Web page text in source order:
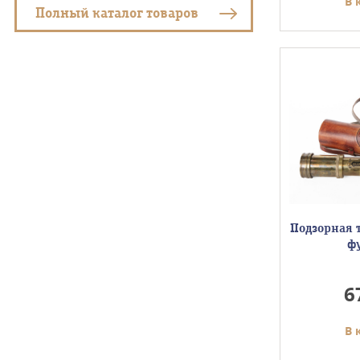
Полный каталог товаров
Подзорная
В